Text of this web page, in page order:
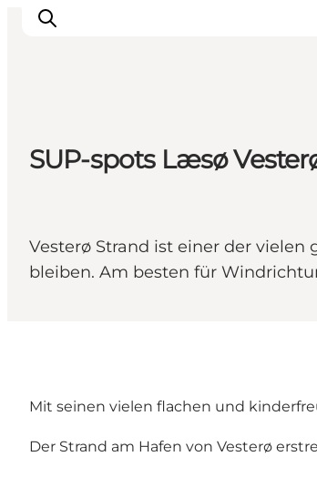
SUP-spots Læsø
Vesterø Strand ist einer der
bleiben. Am besten für
Mit seinen vielen flachen und
Der Strand am Hafen von Vesterø